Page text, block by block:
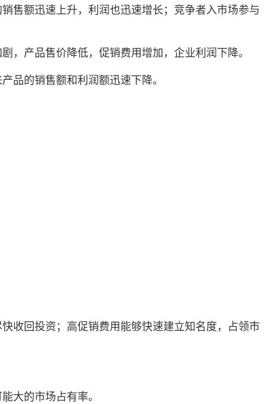
售额迅速上升，利润也迅速增长；竞争者入市场参与
，产品售价降低，促销费用增加，企业利润下降。
品的销售额和利润额迅速下降。
收回投资；高促销费用能够快速建立知名度，占领市
大的市场占有率。